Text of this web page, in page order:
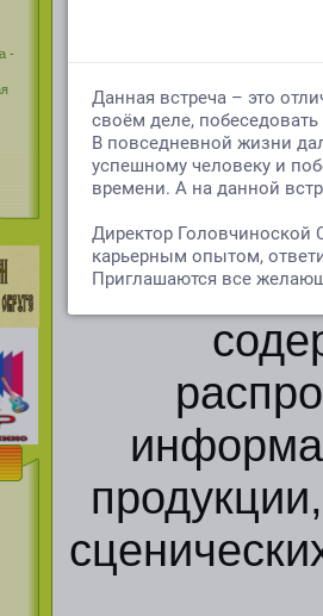
-
нашем
развития